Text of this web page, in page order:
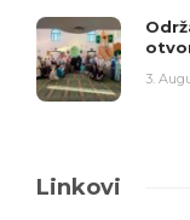
3.
Linkovi